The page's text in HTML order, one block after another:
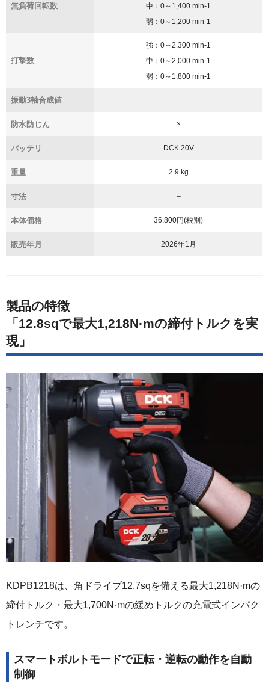
無負荷回転数
中：0～1,400 min-1
弱：0～1,200 min-1
打撃数
強：0～2,300 min-1
中：0～2,000 min-1
弱：0～1,800 min-1
振動3軸合成値 –
防水防じん ×
バッテリ DCK 20V
重量 2.9 kg
寸法 –
本体価格 36,800円(税別)
販売年月 2026年1月
製品の特徴
「12.8sqで最大1,218N·mの締付トルクを実
現」
KDPB1218は、角ドライブ12.7sqを備える最大1,218N·mの
締付トルク・最大1,700N·mの緩めトルクの充電式インパク
トレンチです。
スマートボルトモードで正転・逆転の動作を自動
制御